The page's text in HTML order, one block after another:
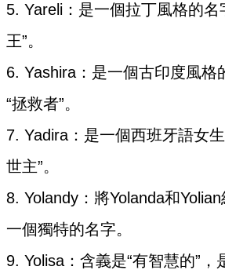
5. Yareli：是一個拉丁風格的名
王”。
6. Yashira：是一個古印度風格
“拯救者”。
7. Yadira：是一個西班牙語女
世主”。
8. Yolandy：將Yolanda和
一個獨特的名字。
9. Yolisa：含義是“有智慧的”，